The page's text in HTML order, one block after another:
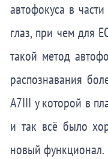
автофокуса в
глаз, при чем для
такой метод
распознавания
A7III у которой в
и так всё было
новый функционал.